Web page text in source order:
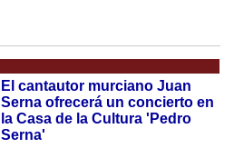
El cantautor murciano Juan
Serna ofrecerá un concierto en
la Casa de la Cultura 'Pedro
Serna'